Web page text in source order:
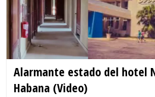
Alarmante estado del hotel
Habana (Video)